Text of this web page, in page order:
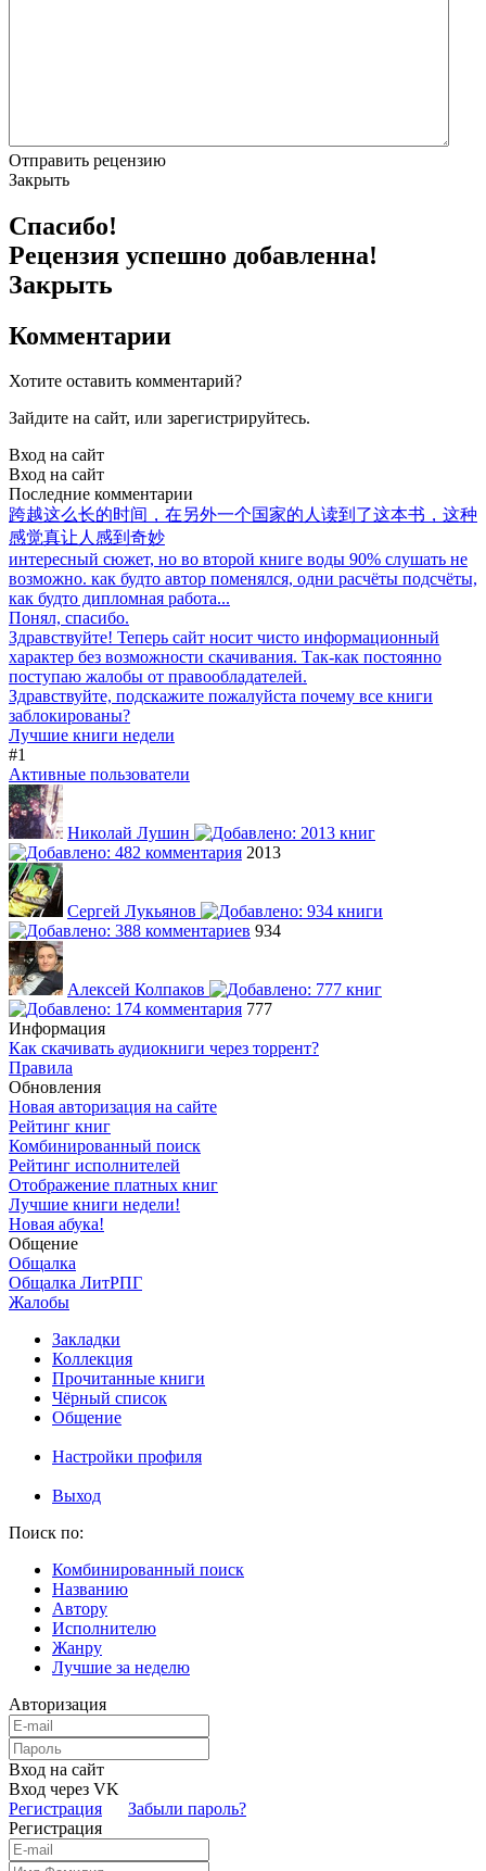
Отправить рецензию
Закрыть
Спасибо!
Рецензия успешно добавленна!
Закрыть
Комментарии
Хотите оставить комментарий?
Зайдите на сайт, или зарегистрируйтесь.
Вход на сайт
Вход на сайт
Последние комментарии
跨越这么长的时间，在另外一个国家的人读到了这本书，这种
感觉真让人感到奇妙
интересный сюжет, но во второй книге воды 90% слушать не
возможно. как будто автор поменялся, одни расчёты подсчёты,
как будто дипломная работа...
Понял, спасибо.
Здравствуйте! Теперь сайт носит чисто информационный
характер без возможности скачивания. Так-как постоянно
поступаю жалобы от правообладателей.
Здравствуйте, подскажите пожалуйста почему все книги
заблокированы?
Лучшие книги недели
#1
Активные пользователи
Николай Лушин
2013
Сергей Лукьянов
934
Алексей Колпаков
777
Информация
Как скачивать аудиокниги через торрент?
Правила
Обновления
Новая авторизация на сайте
Рейтинг книг
Комбинированный поиск
Рейтинг исполнителей
Отображение платных книг
Лучшие книги недели!
Новая абука!
Общение
Общалка
Общалка ЛитРПГ
Жалобы
Закладки
Коллекция
Прочитанные книги
Чёрный список
Общение
Настройки профиля
Выход
Поиск по:
Комбинированный поиск
Названию
Автору
Исполнителю
Жанру
Лучшие за неделю
Авторизация
Вход на сайт
Вход через VK
Регистрация
Забыли пароль?
Регистрация